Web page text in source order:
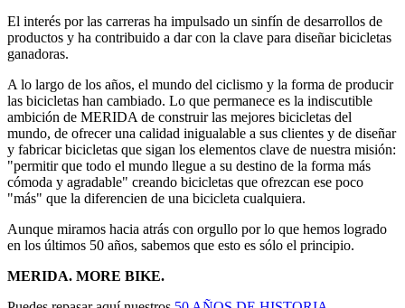
El interés por las carreras ha impulsado un sinfín de desarrollos de
productos y ha contribuido a dar con la clave para diseñar bicicletas
ganadoras.
A lo largo de los años, el mundo del ciclismo y la forma de producir
las bicicletas han cambiado. Lo que permanece es la indiscutible
ambición de MERIDA de construir las mejores bicicletas del
mundo, de ofrecer una calidad inigualable a sus clientes y de diseñar
y fabricar bicicletas que sigan los elementos clave de nuestra misión:
"permitir que todo el mundo llegue a su destino de la forma más
cómoda y agradable" creando bicicletas que ofrezcan ese poco
"más" que la diferencien de una bicicleta cualquiera.
Aunque miramos hacia atrás con orgullo por lo que hemos logrado
en los últimos 50 años, sabemos que esto es sólo el principio.
MERIDA. MORE BIKE.